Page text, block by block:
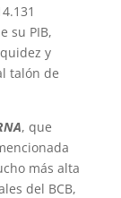
su PIB,
y
talón de
, que
más alta
del BCB,